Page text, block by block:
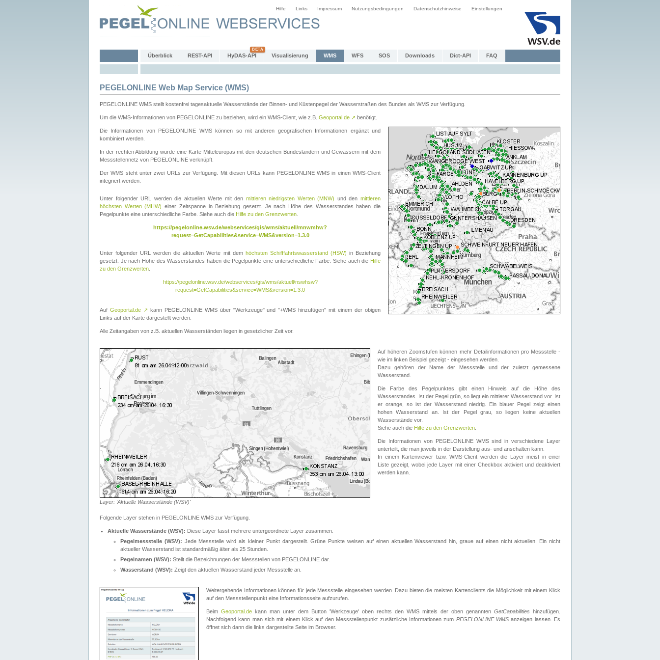
Hilfe Links Impressum Nutzungsbedingungen Datenschutzhinweise Einstellungen
Überblick REST-API HyDAS-API Visualisierung WMS WFS SOS Downloads Dict-API FAQ
PEGELONLINE Web Map Service (WMS)
PEGELONLINE WMS stellt kostenfrei tagesaktuelle Wasserstände der Binnen- und Küstenpegel der Wasserstraßen des Bundes als WMS zur Verfügung.
Um die WMS-Informationen von PEGELONLINE zu beziehen, wird ein WMS-Client, wie z.B. Geoportal.de ↗ benötigt.
Die Informationen von PEGELONLINE WMS können so mit anderen geografischen Informationen ergänzt und
kombiniert werden.
In der rechten Abbildung wurde eine Karte Mitteleuropas mit den deutschen Bundesländern und Gewässern mit dem
Messstellennetz von PEGELONLINE verknüpft.
Der WMS steht unter zwei URLs zur Verfügung. Mit diesen URLs kann PEGELONLINE WMS in einen WMS-Client
integriert werden.
Unter folgender URL werden die aktuellen Werte mit den mittleren niedrigsten Werten (MNW) und denmittleren
höchsten Werten (MHW) einer Zeitspanne in Beziehung gesetzt. Je nach Höhe des Wasserstandes haben die
Pegelpunkte eine unterschiedliche Farbe. Siehe auch die Hilfe zu den Grenzwerten
https://pegelonline.wsv.de/webservices/gis/wms/aktuell/mnwmhw?
request=GetCapabilities&service=WMS&version=1.3.0
Unter folgender URL werden die aktuellen Werte mit dem höchsten Schifffahrtswasserstand (HSW) in Beziehung
gesetzt. Je nach Höhe des Wasserstandes haben die Pegelpunkte eine unterschiedliche Farbe. Siehe auch die Hilfe
zu den Grenzwerten
https://pegelonline.wsv.de/webservices/gis/wms/aktuell/nswhsw?
request=GetCapabilities&service=WMS&version=1.3.0
Auf Geoportal.de ↗ kann PEGELONLINE WMS über "Werkzeuge" und "+WMS hinzufügen" mit einem der obigen
Links auf der Karte dargestellt werden.
Alle Zeitangaben von z.B. aktuellen Wasserständen liegen in gesetzlicher Zeit vor.
Layer: 'Aktuelle Wasserstände (WSV)'
Auf höheren Zoomstufen können mehr Detailinformationen pro Messstelle -
wie im linken Beispiel gezeigt - eingesehen werden.
Dazu gehören der Name der Messstelle und der zuletzt gemessene
Wasserstand.
Die Farbe des Pegelpunktes gibt einen Hinweis auf die Höhe des
Wasserstandes. Ist der Pegel grün, so liegt ein mittlerer Wasserstand vor. Ist
er orange, so ist der Wasserstand niedrig. Ein blauer Pegel zeigt einen
hohen Wasserstand an. Ist der Pegel grau, so liegen keine aktuellen
Wasserstände vor.
Siehe auch die Hilfe zu den Grenzwerten
Die Informationen von PEGELONLINE WMS sind in verschiedene Layer
unterteilt, die man jeweils in der Darstellung aus- und anschalten kann.
In einem Kartenviewer bzw. WMS-Client werden die Layer meist in einer
Liste gezeigt, wobei jede Layer mit einer Checkbox aktiviert und deaktiviert
werden kann.
Folgende Layer stehen in PEGELONLINE WMS zur Verfügung.
Aktuelle Wasserstände (WSV): Diese Layer fasst mehrere untergeordnete Layer zusammen.
Pegelmessstelle (WSV): Jede Messstelle wird als kleiner Punkt dargestellt. Grüne Punkte weisen auf einen aktuellen Wasserstand hin, graue auf einen nicht aktuellen. Ein nicht
aktueller Wasserstand ist standardmäßig älter als 25 Stunden.
Pegelnamen (WSV): Stellt die Bezeichnungen der Messstellen von PEGELONLINE dar.
Wasserstand (WSV): Zeigt den aktuellen Wasserstand jeder Messstelle an.
Weitergehende Informationen können für jede Messstelle eingesehen werden. Dazu bieten die meisten Kartenclients die Möglichkeit mit einem Klick
auf den Messstellenpunkt eine Informationsseite aufzurufen.
Beim Geoportal.de kann man unter dem Button 'Werkzeuge' oben rechts den WMS mittels der oben genannten GetCapabilities hinzufügen.
Nachfolgend kann man sich mit einem Klick auf den Messstellenpunkt zusätzliche Informationen zum PEGELONLINE WMSanzeigen lassen. Es
öffnet sich dann die links dargestellte Seite im Browser.